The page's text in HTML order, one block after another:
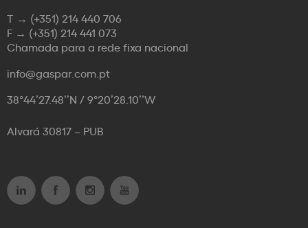
T → (+351) 214 440 706
F → (+351) 214 441 073
Chamada para a rede fixa nacional
info@gaspar.com.pt
38°44’27.48’’N / 9°20’28.10’’W
Alvará 30817 – PUB